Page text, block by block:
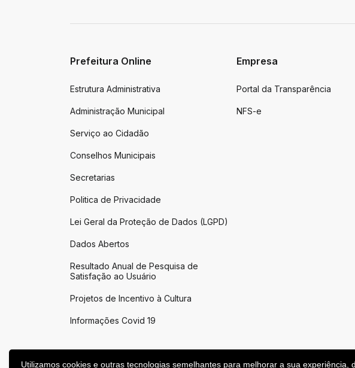
Prefeitura Online
Estrutura Administrativa
Administração Municipal
Serviço ao Cidadão
Conselhos Municipais
Secretarias
Politica de Privacidade
Lei Geral da Proteção de Dados (LGPD)
Dados Abertos
Resultado Anual de Pesquisa de
Satisfação ao Usuário
Projetos de Incentivo à Cultura
Informações Covid 19
Empresa
Portal da Transparência
NFS-e
Utilizamos cookies e outras tecnologias semelhantes para melhorar a sua experiência,